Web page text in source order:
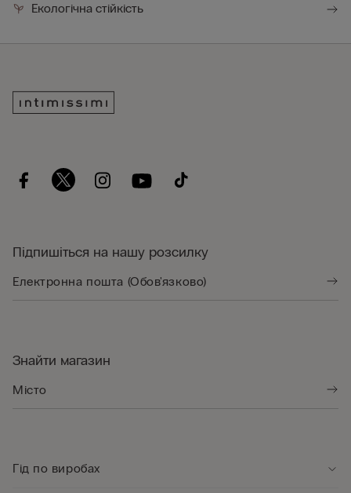
Екологічна стійкість
Підпишіться на нашу розсилку
Знайти магазин
Гід по виробах